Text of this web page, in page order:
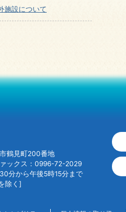
施設について
鶴見町200番地
ックス：0996-72-2029
分から午後5時15分まで
除く]